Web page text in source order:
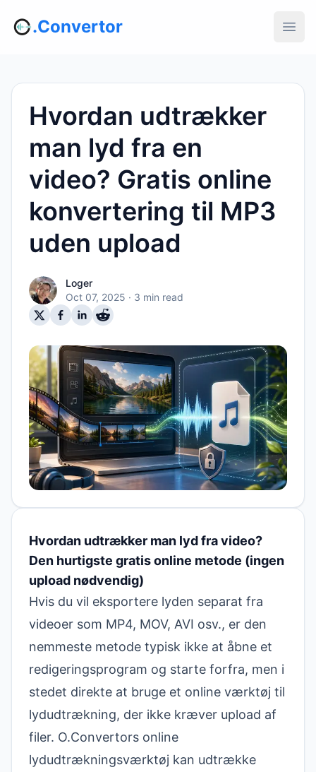
.Convertor
Hvordan udtrækker
man lyd fra en
video? Gratis online
konvertering til MP3
uden upload
Loger
Oct 07, 2025 · 3 min read
Hvordan udtrækker man lyd fra video?
Den hurtigste gratis online metode (ingen
upload nødvendig)
Hvis du vil eksportere lyden separat fra
videoer som MP4, MOV, AVI osv., er den
nemmeste metode typisk ikke at åbne et
redigeringsprogram og starte forfra, men i
stedet direkte at bruge et online værktøj til
lydudtrækning, der ikke kræver upload af
filer. O.Convertors online
lydudtrækningsværktøj kan udtrække